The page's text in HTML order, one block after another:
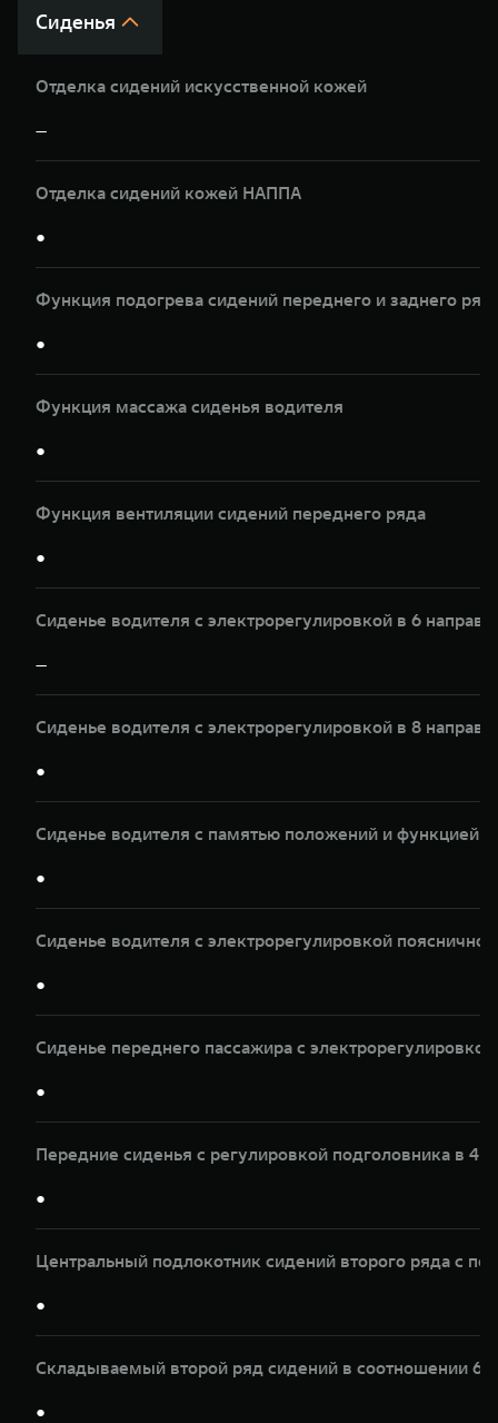
Сиденья
Отделка сидений искусственной кожей
—
Отделка сидений кожей НАППА
●
Функция подогрева сидений переднего и заднего
●
Функция массажа сиденья водителя
●
Функция вентиляции сидений переднего ряда
●
Сиденье водителя с электрорегулировкой в 6
—
Сиденье водителя с электрорегулировкой в 8
●
Сиденье водителя с памятью положений и функцией
●
Сиденье водителя с электрорегулировкой
●
Сиденье переднего пассажира с
●
Передние сиденья с регулировкой подголовника в 4
●
Центральный подлокотник сидений второго ряда с
●
Складываемый второй ряд сидений в соотношении
●